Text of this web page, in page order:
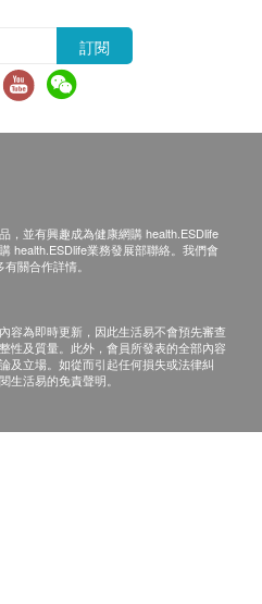
服食，極致質量 ，安全可
球，只採用可持續發展的
優質的營養， 成就更健康
受理。
，顧客必須保留有效收據
天內按下列方式聯絡健康
戶服務部跟進。電郵:
康網購health.ESDlife客服
訂閱
，並有興趣成為健康網購 health.ESDlife
health.ESDlife業務發展部聯絡。我們會
關合作詳情。
容為即時更新，因此生活易不會預先審查
性及質量。此外，會員所發表的全部內容
及立場。如從而引起任何損失或法律糾
生活易的免責聲明。